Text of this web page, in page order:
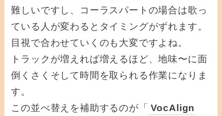
難しいですし、コーラスパートの場合は歌っ
ている人が変わるとタイミングがずれます。
目視で合わせていくのも大変ですよね。
トラックが増えれば増えるほど、地味〜に面
倒くさくそして時間を取られる作業になりま
す。
この並べ替えを補助するのが「 VocAlign